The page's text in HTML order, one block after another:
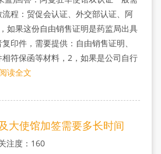
程：贸促会认证、外交部认证、阿
如果这份自由销售证明是药监局出具
印件，需要提供：自由销售证明、
符保函等材料，2，如果是公司自行
阅读全文
大使馆加签需要多长时间
注度：160